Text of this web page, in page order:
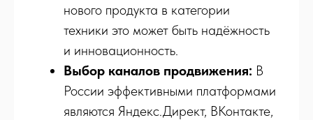
нового продукта в категории
техники это может быть надёжность
и инновационность.
Выбор каналов продвижения: В
России эффективными платформами
являются Яндекс.Директ, ВКонтакте,